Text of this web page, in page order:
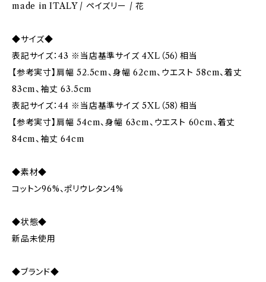
made in ITALY / ペイズリー / 花
◆サイズ◆
表記サイズ：43 ※当店基準サイズ 4XL（56）相当
【参考実寸】肩幅 52.5cm、身幅 62cm、ウエスト 58cm、着丈
83cm、袖丈 63.5cm
表記サイズ：44 ※当店基準サイズ 5XL（58）相当
【参考実寸】肩幅 54cm、身幅 63cm、ウエスト 60cm、着丈
84cm、袖丈 64cm
◆素材◆
コットン96%、ポリウレタン4%
◆状態◆
新品未使用
◆ブランド◆